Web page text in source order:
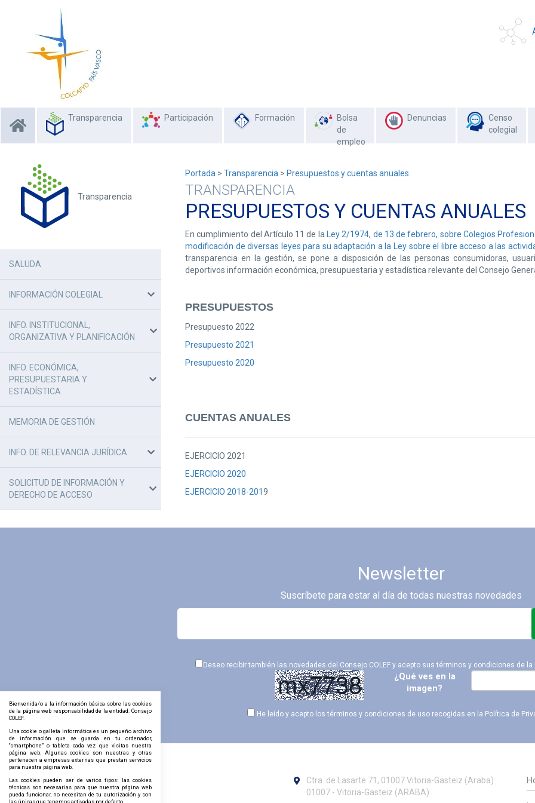
Transparencia Participación Formación
Bolsa
de
empleo
Denuncias
Censo
colegial
Transparencia
SALUDA
INFORMACIÓN COLEGIAL
INFO. INSTITUCIONAL,
ORGANIZATIVA Y PLANIFICACIÓN
INFO. ECONÓMICA,
PRESUPUESTARIA Y
ESTADÍSTICA
MEMORIA DE GESTIÓN
INFO. DE RELEVANCIA JURÍDICA
SOLICITUD DE INFORMACIÓN Y
DERECHO DE ACCESO
Portada > Transparencia > Presupuestos y cuentas anuales
TRANSPARENCIA
PRESUPUESTOS Y CUENTAS ANUALES
En cumplimiento del Artículo 11 de la
Ley 2/1974, de 13 de febrero, sobre Colegios
modificación de diversas leyes para su adaptación a la Ley sobre el libre acceso a las
transparencia en la gestión, se pone a disposición de las personas consumidoras,
deportivos información económica, presupuestaria y estadística relevante del Consejo
PRESUPUESTOS
Presupuesto 2022
Presupuesto 2021
Presupuesto 2020
CUENTAS ANUALES
EJERCICIO 2021
EJERCICIO 2020
EJERCICIO 2018-2019
Newsletter
Suscríbete para estar al día de todas nuestras novedades
Deseo recibir también las novedades del Consejo COLEF y acepto sus términos y condiciones de la
¿Qué ves en la
imagen?
He leído y acepto los términos y condiciones de uso recogidas en la Política de
Ctra. de Lasarte 71, 01007 Vitoria-Gasteiz (Araba)
01007 - Vitoria-Gasteiz (ARABA)
Bienvenida/o a la información básica sobre las cookies
de la página web responsabilidad de la entidad: Consejo
COLEF.
Una cookie o galleta informática es un pequeño archivo
de información que se guarda en tu ordenador,
“smartphone” o tableta cada vez que visitas nuestra
página web. Algunas cookies son nuestras y otras
pertenecen a empresas externas que prestan servicios
para nuestra página web.
Las cookies pueden ser de varios tipos: las cookies
técnicas son necesarias para que nuestra página web
pueda funcionar, no necesitan de tu autorización y son
las únicas que tenemos activadas por defecto.